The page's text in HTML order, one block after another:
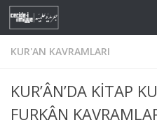
Skip to content
KUR'AN KAVRAMLARI
KUR’ÂN’DA KİTAP
FURKÂN